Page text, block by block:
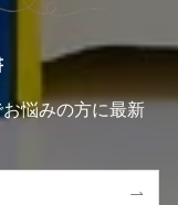
悩みの方に最新